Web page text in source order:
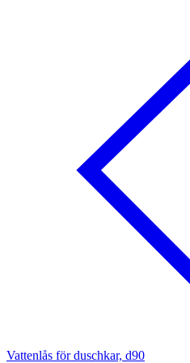
Vattenlås för duschkar, d90